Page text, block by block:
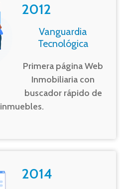
2012
Vanguardia
Tecnológica
Primera página Web
Inmobiliaria con
buscador rápido de
inmuebles.
2014